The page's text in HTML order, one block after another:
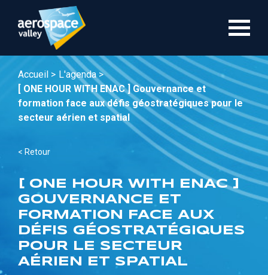
contenu
Accueil > L'agenda >
[ ONE HOUR WITH ENAC ] Gouvernance et
formation face aux défis géostratégiques pour le
secteur aérien et spatial
< Retour
[ ONE HOUR WITH ENAC ]
GOUVERNANCE ET
FORMATION FACE AUX
DÉFIS GÉOSTRATÉGIQUES
POUR LE SECTEUR
AÉRIEN ET SPATIAL